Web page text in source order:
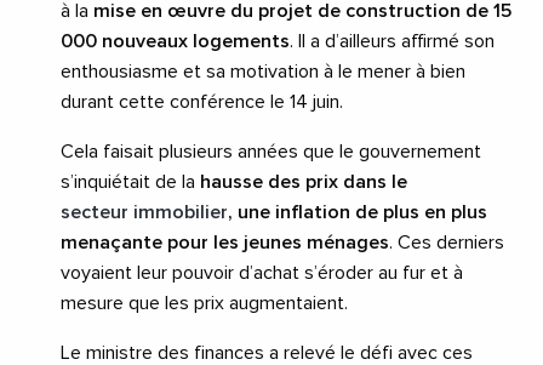
à la mise en œuvre du projet de construction de 15
000 nouveaux logements. Il a d’ailleurs affirmé son
enthousiasme et sa motivation à le mener à bien
durant cette conférence le 14 juin.
Cela faisait plusieurs années que le gouvernement
s’inquiétait de la hausse des prix dans le
secteur immobilier, une inflation de plus en plus
menaçante pour les jeunes ménages. Ces derniers
voyaient leur pouvoir d’achat s’éroder au fur et à
mesure que les prix augmentaient.
Le ministre des finances a relevé le défi avec ces